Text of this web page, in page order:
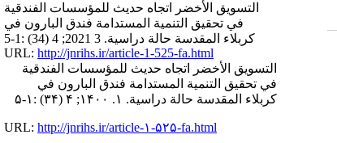
التسويق الأخضر اتجاه حديث للمؤسسات الفندقية
في تحقيق التنمية المستدامة فندق البارون في
كربلاء المقدسة حالة دراسية. 3 2021; 4 (34) :1-5
URL: http://jnrihs.ir/article-1-525-fa.html
التسويق الأخضر اتجاه حديث للمؤسسات الفندقية
في تحقيق التنمية المستدامة فندق البارون في
كربلاء المقدسة حالة دراسية. ۱. ۱۴۰۰; ۴ (۳۴) :۱-۵
URL: http://jnrihs.ir/article-۱-۵۲۵-fa.html